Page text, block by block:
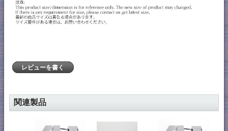
レビューを書く
関連製品